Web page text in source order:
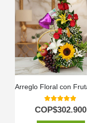
5.00out of 5
COP$302.900